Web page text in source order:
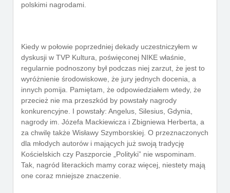
polskimi nagrodami.
Kiedy w połowie poprzedniej dekady uczestniczyłem w
dyskusji w TVP Kultura, poświęconej NIKE właśnie,
regularnie podnoszony był podczas niej zarzut, że jest to
wyróżnienie środowiskowe, że jury jednych docenia, a
innych pomija. Pamiętam, że odpowiedziałem wtedy, że
przecież nie ma przeszkód by powstały nagrody
konkurencyjne. I powstały: Angelus, Silesius, Gdynia,
nagrody im. Józefa Mackiewicza i Zbigniewa Herberta, a
za chwilę także Wisławy Szymborskiej. O przeznaczonych
dla młodych autorów i mających już swoją tradycję
Kościelskich czy Paszporcie „Polityki” nie wspominam.
Tak, nagród literackich mamy coraz więcej, niestety mają
one coraz mniejsze znaczenie.